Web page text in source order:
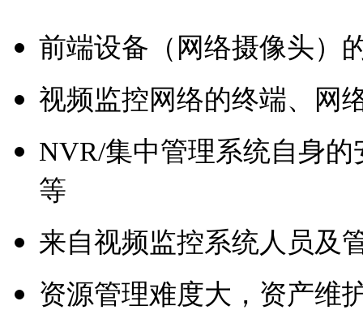
前端设备（网络摄像头）
视频监控网络的终端、网
NVR/集中管理系统自身
等
来自视频监控系统人员及
资源管理难度大，资产维